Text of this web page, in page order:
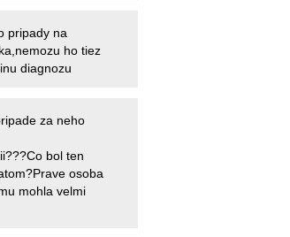
pripady na
ho tiez
diagnozu
za neho
bol ten
osoba
mohla velmi